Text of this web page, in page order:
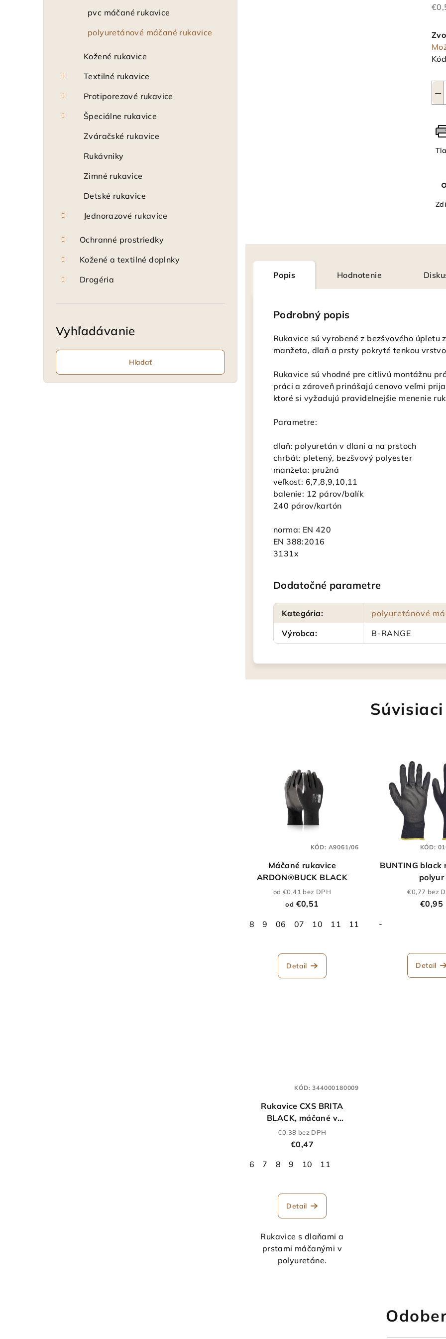
pvc máčané rukavice
polyuretánové máčané rukavice
Kožené rukavice
Textilné rukavice
Protiporezové rukavice
Špeciálne rukavice
Zváračské rukavice
Rukávniky
Zimné rukavice
Detské rukavice
Jednorazové rukavice
Ochranné prostriedky
Kožené a textilné doplnky
Drogéria
Vyhľadávanie
Hľadať
−
Popis Hodnotenie
Podrobný popis
Rukavice sú vyrobené z bezšvového úpletu
manžeta, dlaň a prsty pokryté tenkou
Rukavice sú vhodné pre citlivú montážnu
práci a zároveň prinášajú cenovo veľmi
ktoré si vyžadujú pravidelnejšie menenie
Parametre:
dlaň: polyuretán v dlani a na prstoch
chrbát: pletený, bezšvový polyester
manžeta: pružná
veľkosť: 6,7,8,9,10,11
balenie: 12 párov/balík
240 párov/kartón
norma: EN 420
EN 388:2016
3131x
Dodatočné parametre
Kategória:
polyuretánové
Výrobca: B-RANGE
Máčané rukavice
ARDON®BUCK BLACK
od €0,41 bez DPH
od €0,51
8 9 06 07 10 11 11-SPE
Detail
KÓD: A9061/06
BUNTING black
polyur
€0,77 bez
€0,95
-
Detail
KÓD:
Rukavice CXS BRITA
BLACK, máčané v
polyuretáne
€0,38 bez DPH
€0,47
6
7 8 9 10 11
Detail
Rukavice s dlaňami a
prstami máčanými v
polyuretáne.
KÓD:344000180009